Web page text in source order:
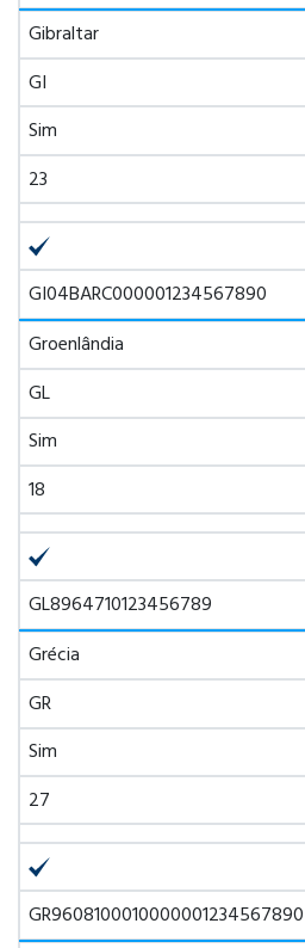
Gibraltar
GI
Sim
23
GI04BARC000001234567890
Groenlândia
GL
Sim
18
GL8964710123456789
Grécia
GR
Sim
27
GR9608100010000001234567890